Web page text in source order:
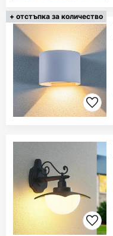
+ отстъпка за количество